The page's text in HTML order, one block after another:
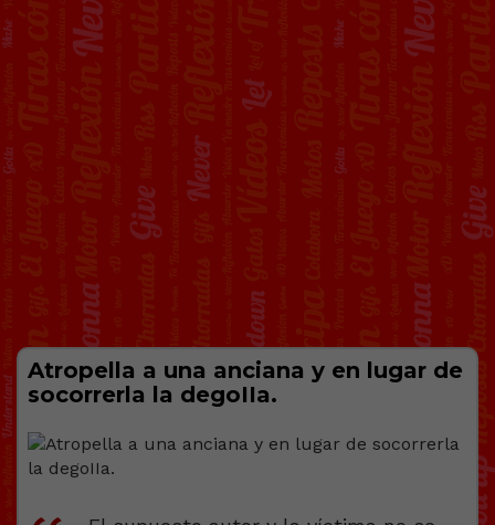
Atropella a una anciana y en lugar de
socorrerla la degoIIa.